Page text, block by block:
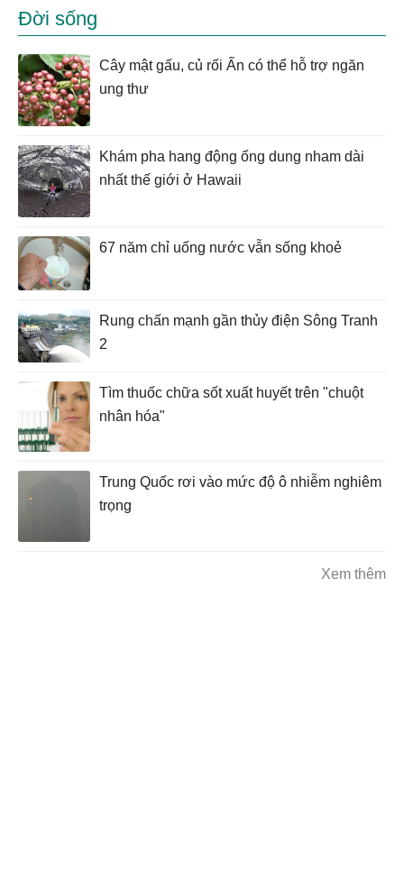
Đời sống
Cây mật gấu, củ rối Ấn có thể hỗ trợ ngăn
ung thư
Khám pha hang động ống dung nham dài
nhất thế giới ở Hawaii
67 năm chỉ uống nước vẫn sống khoẻ
Rung chấn mạnh gần thủy điện Sông Tranh
2
Tìm thuốc chữa sốt xuất huyết trên "chuột
nhân hóa"
Trung Quốc rơi vào mức độ ô nhiễm nghiêm
trọng
Xem thêm